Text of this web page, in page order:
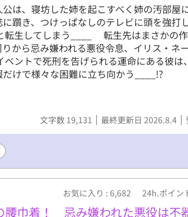
は、寝坊した姉を起こすべく姉の汚部屋
躓き、つけっぱなしのテレビに頭を強打
転生してしまう____ 転生先はまさかの
から忌み嫌われる悪役令息、イリス・ネ
ントで死刑を告げられる運命にある彼は
けで様々な困難に立ち向かう____!?
文字数 19,131 最終更新日 2026.8.4
お気に入り : 6,682 24h.ポイン
腰巾着！ 忌み嫌われた悪役は不